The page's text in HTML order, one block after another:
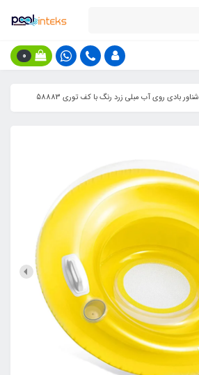
0
شناور بادی روی آب مبلی زرد رنگ با کف توری 58883